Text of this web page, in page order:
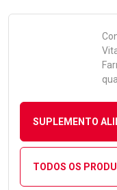
SUPLEMENTO
TODOS OS